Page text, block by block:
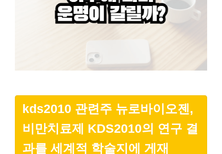
kds2010 관련주 뉴로바이오젠,
비만치료제 KDS2010의 연구 결
과를 세계적 학술지에 게재